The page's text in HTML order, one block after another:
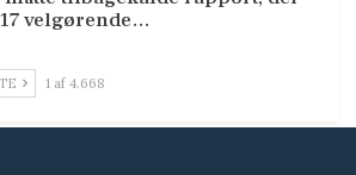
velgørende…
1 af 4.668